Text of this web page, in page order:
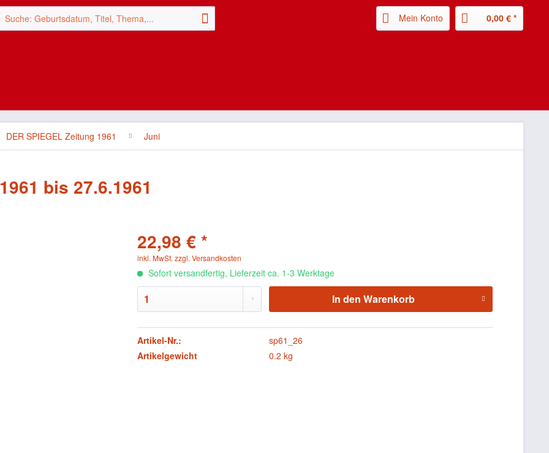
Mein Konto 0,00 € *
DER SPIEGEL Zeitung 1961 Juni
bis 27.6.1961
22,98 € *
inkl. MwSt. zzgl. Versandkosten
Sofort versandfertig, Lieferzeit ca. 1-3 Werktage
In den Warenkorb
Artikel-Nr.:
sp61_26
Artikelgewicht
0.2 kg